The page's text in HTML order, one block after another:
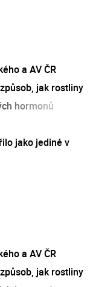
a AV ČR
jak rostliny
hormonů
jako jediné v
a AV ČR
jak rostliny